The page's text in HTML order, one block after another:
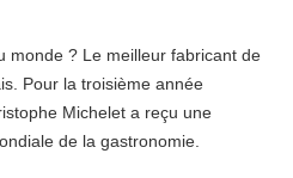
monde ? Le meilleur fabricant de
Pour la troisième année
Michelet a reçu une
de la gastronomie.